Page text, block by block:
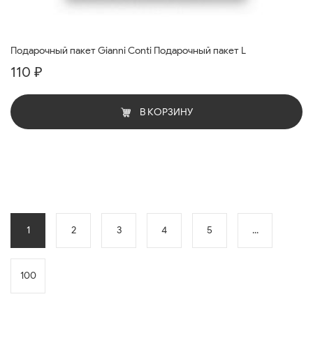
Подарочный пакет Gianni Conti Подарочный пакет L
110 ₽
В КОРЗИНУ
1 2 3 4 5 ...
100